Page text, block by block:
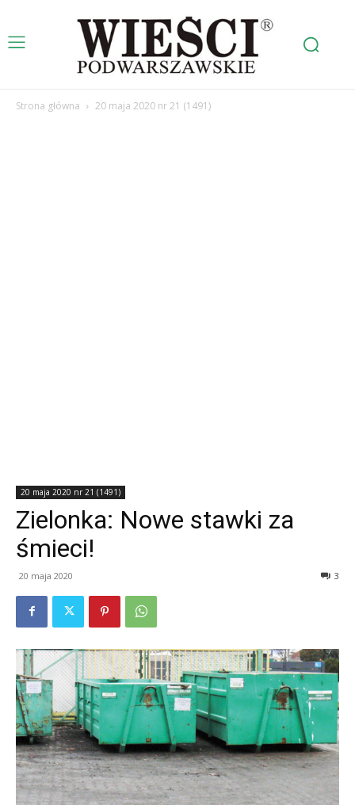
Strona główna 20 maja 2020 nr 21 (1491)
20 maja 2020 nr 21 (1491)
Zielonka: Nowe stawki za
śmieci!
20 maja 2020 3